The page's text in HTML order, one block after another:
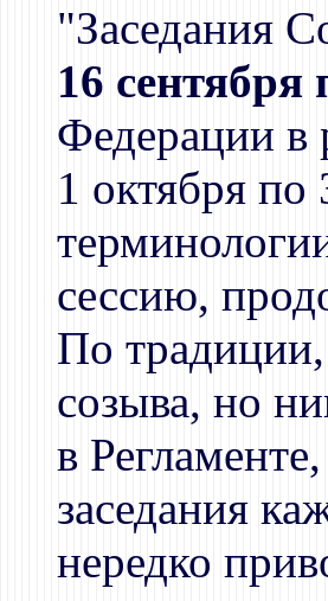
"Заседания
16
Федерации в
1 октября
сессию,
По
созыва, но
в
заседания
нередко